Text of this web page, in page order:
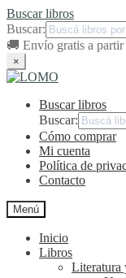
Buscar libros
Buscar:
🚚 Envío gratis a
×
Ir
navegación
Ir
contenidoBuscar libros
Buscar:
Cómo comprar
Mi cuenta
Política de
Contacto
Menú
Inicio
Libros
Literatura